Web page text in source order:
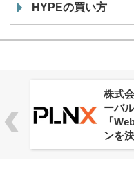
HYPEの買い方
株式
ーバ
「
ンを